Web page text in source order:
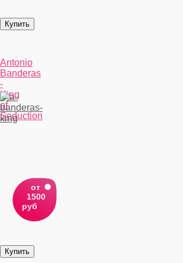
Antonio
Banderas
-
King
of
Seduction
от
1500
руб